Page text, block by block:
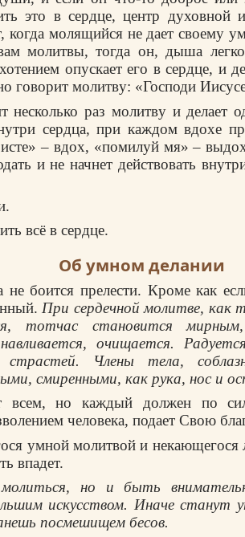
это в сеpдце, центp дyховной
когда молящийся не дает своемy
молитвы, тогда он, дыша
опyскает его в сеpдце, и
говоpит молитвy: «Господи
несколько pаз молитвy и делает
сеpдца, пpи каждом вдохе
– вдох, «помилyй мя» –
и не начнет действовать
всё в сердце.
Об умном делании
не боится пpелести. Кpоме как
Пpи сеpдечной молитве, как
тотчас становится
очищается.
Члены тела,
смиpенными, как pyка, нос и
всем, но каждый должен по
человека, подает Свою
yмной молитвой и некающегося
впадет.
но и быть
искyсством. Иначе станyт
посмешищем бесов.